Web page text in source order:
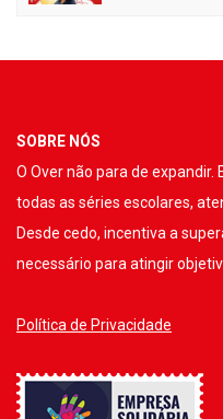
SOBRE NÓS
O Over não para de expandir.
todas as séries escolares,
Desde cedo, incentiva a
necessário para atingir
Política de Privacidade